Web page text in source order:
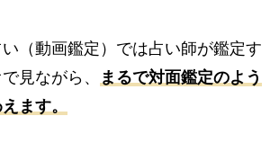
（動画鑑定）では占い師が鑑定す
見ながら、
まるで対面鑑定のよう
ます。